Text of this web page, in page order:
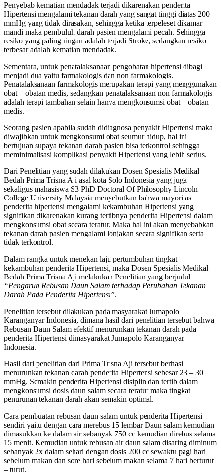
Penyebab kematian mendadak terjadi dikarenakan penderita
Hipertensi mengalami tekanan darah yang sangat tinggi diatas 200
mmHg yang tidak dirasakan, sehingga ketika terpeleset dikamar
mandi maka pembuluh darah pasien mengalami pecah. Sehingga
resiko yang paling ringan adalah terjadi Stroke, sedangkan resiko
terbesar adalah kematian mendadak.
Sementara, untuk penatalaksanaan pengobatan hipertensi dibagi
menjadi dua yaitu farmakologis dan non farmakologis.
Penatalaksanaan farmakologis merupakan terapi yang menggunakan
obat – obatan medis, sedangkan penatalaksanaan non farmakologis
adalah terapi tambahan selain hanya mengkonsumsi obat – obatan
medis.
Seorang pasien apabila sudah didiagnosa penyakit Hipertensi maka
diwajibkan untuk mengkonsumi obat seumur hidup, hal ini
bertujuan supaya tekanan darah pasien bisa terkontrol sehingga
meminimalisasi komplikasi penyakit Hipertensi yang lebih serius.
Dari Penelitian yang sudah dilakukan Dosen Spesialis Medikal
Bedah Prima Trisna Aji asal kota Solo Indonesia yang juga
sekaligus mahasiswa S3 PhD Doctoral Of Philosophy Lincoln
College University Malaysia menyebutkan bahwa mayoritas
penderita hipertensi mengalami kekambuhan Hipertensi yang
signifikan dikarenakan kurang tertibnya penderita Hipertensi dalam
mengkonsumsi obat secara teratur. Maka hal ini akan menyebabkan
tekanan darah pasien mengalami lonjakan secara signifikan serta
tidak terkontrol.
Dalam rangka untuk menekan laju pertumbuhan tingkat
kekambuhan penderita Hipertensi, maka Dosen Spesialis Medikal
Bedah Prima Trisna Aji melakukan Penelitian yang berjudul
“Pengaruh Rebusan Daun Salam terhadap Perubahan Tekanan
Darah Pada Penderita Hipertensi”.
Penelitian tersebut dilakukan pada masyarakat Jumapolo
Karanganyar Indonesia, dimana hasil dari penelitian tersebut bahwa
Rebusan Daun Salam efektif menurunkan tekanan darah pada
penderita Hipertensi dimasyarakat Jumapolo Karanganyar
Indonesia.
Hasil dari penelitian dari Prima Trisna Aji tersebut berhasil
menurunkan tekanan darah penderita Hipertensi sebesar 23 – 30
mmHg. Semakin penderita Hipertensi disiplin dan tertib dalam
mengkonsumsi dosis daun salam secara teratur maka tingkat
penurunan tekanan darah akan semakin optimal.
Cara pembuatan rebusan daun salam untuk penderita Hipertensi
sendiri yaitu dengan cara merebus 15 lembar Daun salam kemudian
dimasukkan ke dalam air sebanyak 750 cc kemudian direbus selama
15 menit. Kemudian untuk rebusan air daun salam disaring diminum
sebanyak 2x dalam sehari dengan dosis 200 cc sewaktu pagi hari
sebelum makan dan sore hari sebelum makan selama 7 hari berturut
– turut.